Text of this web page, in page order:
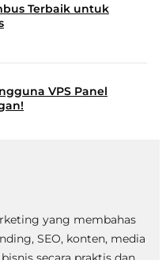
Terbaik untuk
VPS Panel
yang membahas
SEO, konten, media